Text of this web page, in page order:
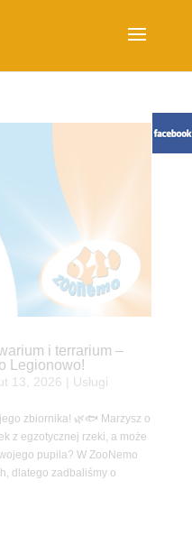
i terrarium –
Legionowo!
13, 2026 Usługi
zbiornika! 🌿🐟 Marzysz o
z egzotycznej rzeki, a może
pupila? W ZooNemo
dlatego zadbaliśmy o